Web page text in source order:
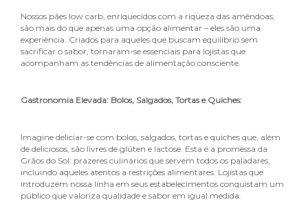
Nossos pães low carb, enriquecidos com a riqueza das amêndoas,
são mais do que apenas uma opção alimentar – eles são uma
experiência. Criados para aqueles que buscam equilíbrio sem
sacrificar o sabor, tornaram-se essenciais para lojistas que
acompanham as tendências de alimentação consciente.
Gastronomia Elevada: Bolos, Salgados, Tortas e Quiches:
Imagine deliciar-se com bolos, salgados, tortas e quiches que, além
de deliciosos, são livres de glúten e lactose. Esta é a promessa da
Grãos do Sol: prazeres culinários que servem todos os paladares,
incluindo aqueles atentos a restrições alimentares. Lojistas que
introduzem nossa linha em seus estabelecimentos conquistam um
público que valoriza qualidade e sabor em igual medida.